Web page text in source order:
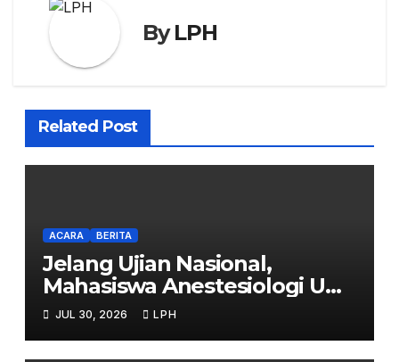
ByLPH
Related Post
ACARA BERITA
Jelang Ujian Nasional,
Mahasiswa Anestesiologi UHB
Jalani Simulasi
JUL 30, 2026 LPH